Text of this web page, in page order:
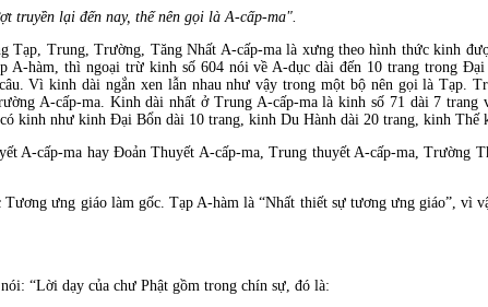
truyền lại đến nay, thế nên gọi là A-cấp-ma".
Tạp, Trung, Trường, Tăng Nhất A-cấp-ma là xưng theo hình thức kinh
A-hàm, thì ngoại trừ kinh số 604 nói về A-dục dài đến 10 trang trong
Vì kinh dài ngắn xen lẫn nhau như vậy trong một bộ nên gọi là Tạp.
A-cấp-ma. Kinh dài nhất ở Trung A-cấp-ma là kinh số 71 dài 7
kinh như kinh Đại Bổn dài 10 trang, kinh Du Hành dài 20 trang, kinh Thế
A-cấp-ma hay Đoản Thuyết A-cấp-ma, Trung thuyết A-cấp-ma, Trường
ưng giáo làm gốc. Tạp A-hàm là “Nhất thiết sự tương ưng giáo”, vì
“Lời dạy của chư Phật gồm trong chín sự, đó là: